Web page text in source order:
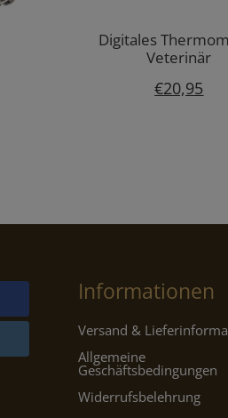
Digitales
Veterinär
€20,95
Informationen
Versand &
Allgemeine
Geschäftsbedingungen
Widerrufsbelehrung